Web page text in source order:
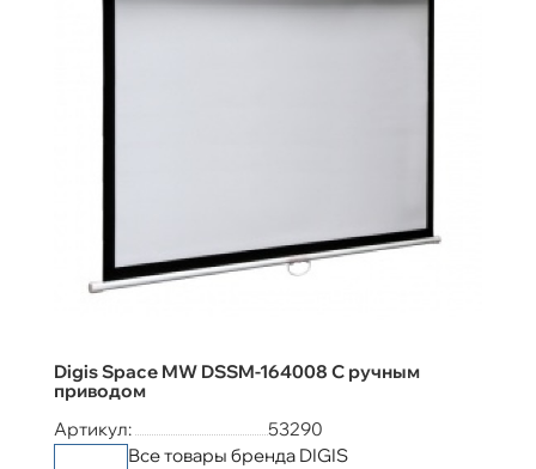
Digis Space MW DSSM-164008 С ручным
приводом
Артикул:
53290
Все товары бренда DIGIS